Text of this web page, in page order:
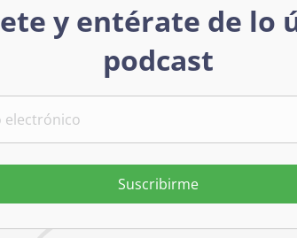
y entérate de lo
podcast
Suscribirme